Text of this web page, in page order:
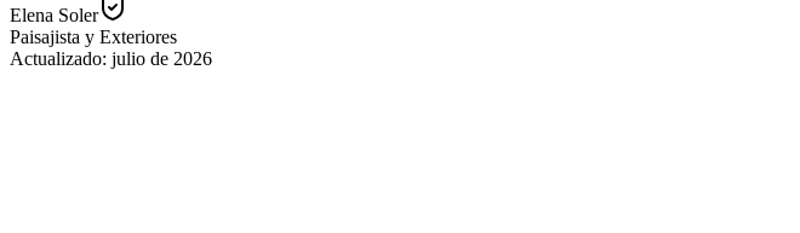
Elena Soler
Paisajista y Exteriores
Actualizado: julio de 2026